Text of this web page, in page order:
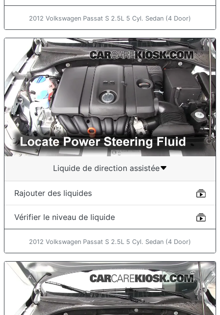
2012 Volkswagen Passat S 2.5L 5 Cyl. Sedan (4 Door)
Liquide de direction assistée
Rajouter des liquides
Vérifier le niveau de liquide
2012 Volkswagen Passat S 2.5L 5 Cyl. Sedan (4 Door)